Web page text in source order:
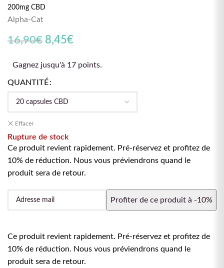
200mg CBD
Alpha-Cat
16,90€ Le prix initial était : 16,90€.
8,45€
Gagnez jusqu'à 17 points.
QUANTITÉ
Effacer
Rupture de stock
Ce produit revient rapidement. Pré-réservez et profitez de
10% de réduction. Nous vous préviendrons quand le
produit sera de retour.
Ce produit revient rapidement. Pré-réservez et profitez de
10% de réduction. Nous vous préviendrons quand le
produit sera de retour.